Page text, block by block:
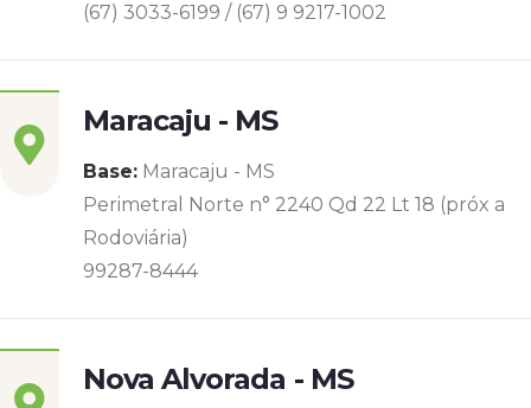
(67) 3033-6199 / (67) 9 9217-1002
Maracaju - MS
Base: Maracaju - MS
Perimetral Norte n° 2240 Qd 22 Lt 18 (próx a
Rodoviária)
99287-8444
Nova Alvorada - MS